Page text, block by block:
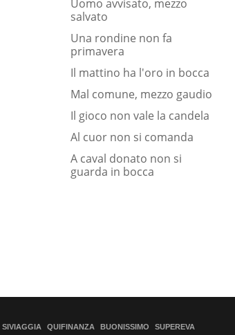
Uomo avvisato, mezzo
salvato
Una rondine non fa
primavera
Il mattino ha l'oro in bocca
Mal comune, mezzo gaudio
Il gioco non vale la candela
Al cuor non si comanda
A caval donato non si
guarda in bocca
SIVIAGGIA QUIFINANZA BUONISSIMO SUPEREVA